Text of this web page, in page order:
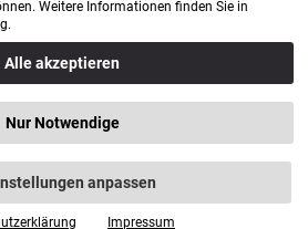
Weitere Informationen finden Sie in
Alle akzeptieren
Nur Notwendige
anpassen
Impressum